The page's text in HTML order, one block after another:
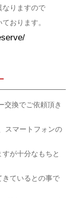
なりますので
おります。
交換でご依頼頂き
スマートフォンの
が十分なもちと
ているとの事で